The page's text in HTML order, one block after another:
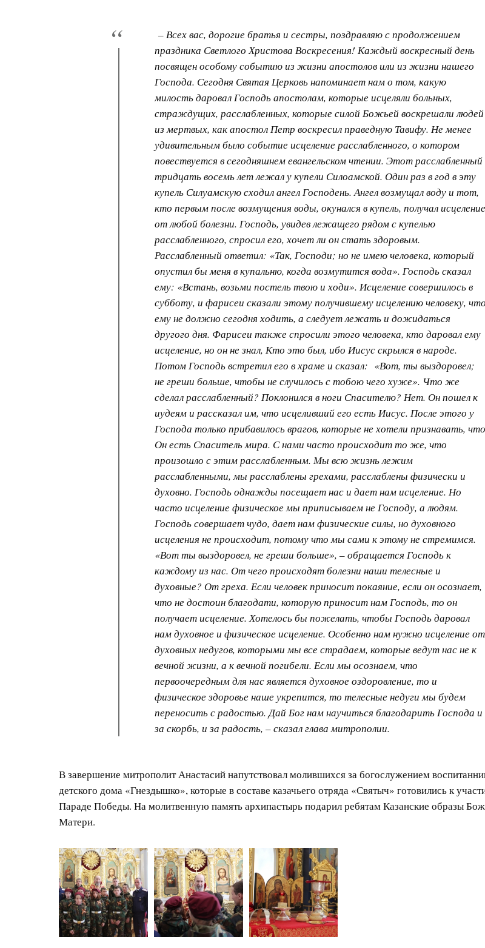
– Всех вас, дорогие братья и сестры, поздравляю с продолжением
праздника Светлого Христова Воскресения! Каждый воскресный день
посвящен особому событию из жизни апостолов или из жизни нашего
Господа. Сегодня Святая Церковь напоминает нам о том, какую
милость даровал Господь апостолам, которые исцеляли больных,
страждущих, расслабленных, которые силой Божьей воскрешали людей
из мертвых, как апостол Петр воскресил праведную Тавифу. Не менее
удивительным было событие исцеление расслабленного, о котором
повествуется в сегодняшнем евангельском чтении. Этот расслабленный
тридцать восемь лет лежал у купели Силоамской. Один раз в год в эту
купель Силуамскую сходил ангел Господень. Ангел возмущал воду и тот,
кто первым после возмущения воды, окунался в купель, получал исцеление
от любой болезни. Господь, увидев лежащего рядом с купелью
расслабленного, спросил его, хочет ли он стать здоровым.
Расслабленный ответил: «Так, Господи; но не имею человека, который
опустил бы меня в купальню, когда возмутится вода». Господь сказал
ему: «Встань, возьми постель твою и ходи». Исцеление совершилось в
субботу, и фарисеи сказали этому получившему исцелению человеку, что
ему не должно сегодня ходить, а следует лежать и дожидаться
другого дня. Фарисеи также спросили этого человека, кто даровал ему
исцеление, но он не знал, Кто это был, ибо Иисус скрылся в народе.
Потом Господь встретил его в храме и сказал: «Вот, ты выздоровел;
не греши больше, чтобы не случилось с тобою чего хуже». Что же
сделал расслабленный? Поклонился в ноги Спасителю? Нет. Он пошел к
иудеям и рассказал им, что исцеливший его есть Иисус. После этого у
Господа только прибавилось врагов, которые не хотели признавать, что
Он есть Спаситель мира. С нами часто происходит то же, что
произошло с этим расслабленным. Мы всю жизнь лежим
расслабленными, мы расслаблены грехами, расслаблены физически и
духовно. Господь однажды посещает нас и дает нам исцеление. Но
часто исцеление физическое мы приписываем не Господу, а людям.
Господь совершает чудо, дает нам физические силы, но духовного
исцеления не происходит, потому что мы сами к этому не стремимся.
«Вот ты выздоровел, не греши больше», – обращается Господь к
каждому из нас. От чего происходят болезни наши телесные и
духовные? От греха. Если человек приносит покаяние, если он осознает,
что не достоин благодати, которую приносит нам Господь, то он
получает исцеление. Хотелось бы пожелать, чтобы Господь даровал
нам духовное и физическое исцеление. Особенно нам нужно исцеление от
духовных недугов, которыми мы все страдаем, которые ведут нас не к
вечной жизни, а к вечной погибели. Если мы осознаем, что
первоочередным для нас является духовное оздоровление, то и
физическое здоровье наше укрепится, то телесные недуги мы будем
переносить с радостью. Дай Бог нам научиться благодарить Господа и
за скорбь, и за радость, – сказал глава митрополии.
В завершение митрополит Анастасий напутствовал молившихся за богослужением
детского дома «Гнездышко», которые в составе казачьего отряда «Святыч» готовились к
Параде Победы. На молитвенную память архипастырь подарил ребятам Казанские образы
Матери.